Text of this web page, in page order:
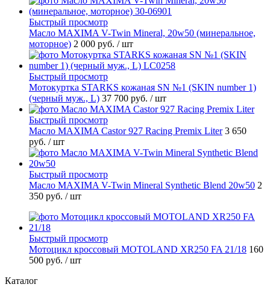
Быстрый просмотр
Масло MAXIMA V-Twin Mineral, 20w50 (минеральное,
моторное) 2 000 руб. / шт
Быстрый просмотр
Мотокуртка STARKS кожаная SN №1 (SKIN number 1)
(черный муж., L) 37 700 руб. / шт
Быстрый просмотр
Масло MAXIMA Castor 927 Racing Premix Liter 3 650
руб. / шт
Быстрый просмотр
Масло MAXIMA V-Twin Mineral Synthetic Blend 20w50 2
350 руб. / шт
Быстрый просмотр
Мотоцикл кроссовый MOTOLAND XR250 FA 21/18 160
500 руб. / шт
Каталог